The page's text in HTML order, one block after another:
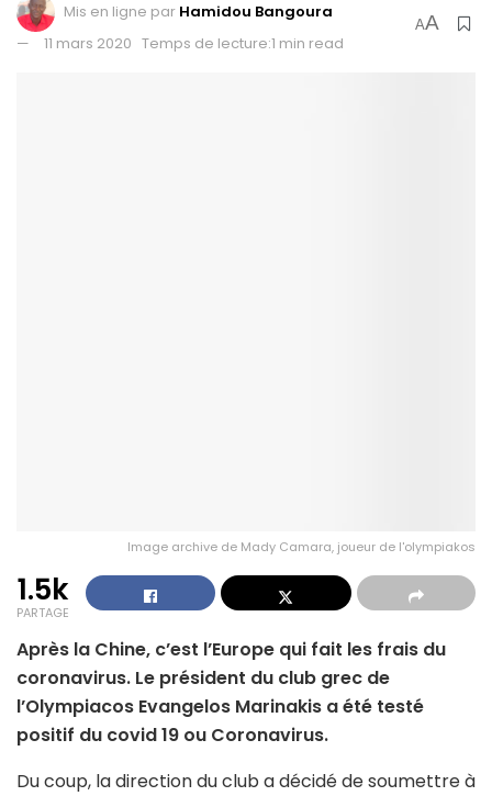
Mis en ligne par Hamidou Bangoura
11 mars 2020 Temps de lecture:1 min read
AA
Image archive de Mady Camara, joueur de l'olympiakos
1.5k
PARTAGE
Après la Chine, c’est l’Europe qui fait les frais du
coronavirus. Le président du club grec de
l’Olympiacos Evangelos Marinakis a été testé
positif du covid 19 ou Coronavirus.
Du coup, la direction du club a décidé de soumettre à